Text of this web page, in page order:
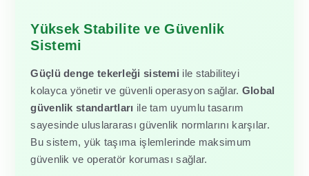
Yüksek Stabilite ve Güvenlik
Sistemi
Güçlü denge tekerleği sistemi ile stabiliteyi
kolayca yönetir ve güvenli operasyon sağlar. Global
güvenlik standartları ile tam uyumlu tasarım
sayesinde uluslararası güvenlik normlarını karşılar.
Bu sistem, yük taşıma işlemlerinde maksimum
güvenlik ve operatör koruması sağlar.